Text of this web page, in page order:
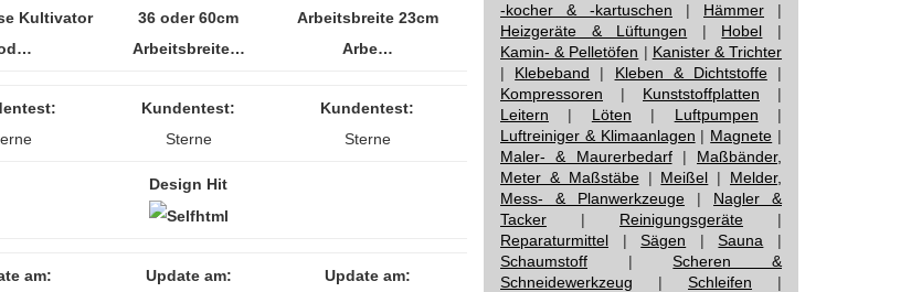
Kultivator
36 oder 60cm
Arbeitsbreite…
Arbeitsbreite 23cm
Arbe…
Kundentest:
Sterne
Kundentest:
Sterne
Design Hit
am: Update am: Update am:
-kocher & -kartuschen | Hämmer |
Heizgeräte & Lüftungen | Hobel |
Kamin- & Pelletöfen | Kanister & Trichter
| Klebeband | Kleben & Dichtstoffe|
Kompressoren | Kunststoffplatten |
Leitern | Löten | Luftpumpen |
Luftreiniger & Klimaanlagen | Magnete |
Maler- & Maurerbedarf| Maßbänder,
Meter & Maßstäbe| Meißel | Melder,
Mess- & Planwerkzeuge | Nagler &
Tacker | Reinigungsgeräte |
Reparaturmittel |Sägen |Sauna |
Schaumstoff |Scheren &
Schneidewerkzeug | Schleifen |